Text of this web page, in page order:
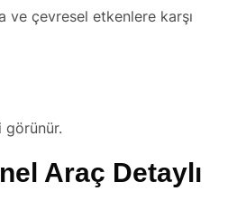
ve çevresel etkenlere karşı
görünür.
Araç Detaylı